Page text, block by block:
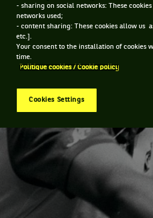
- sharing on social networks: These
networks used;
- content sharing: These cookies allow us
etc.].
Your consent to the installation of cookies
time.
Politique cookies / Cookie policy
Cookies Settings